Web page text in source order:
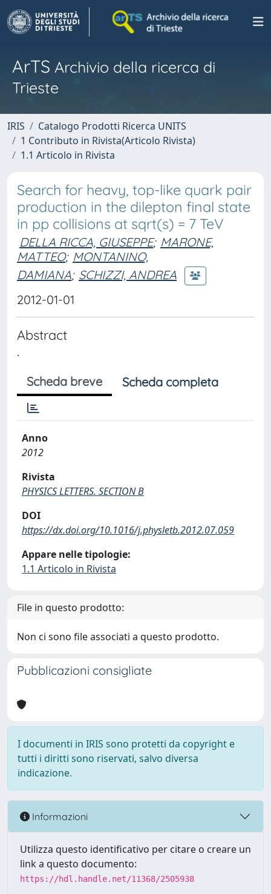
ArTS Archivio della ricerca di
Trieste
IRIS
Catalogo Prodotti Ricerca UNITS
1 Contributo in Rivista(Articolo Rivista)
1.1 Articolo in Rivista
Search for heavy, top-like quark pair
production in the dilepton final state
in pp collisions at sqrt(s) = 7 TeV
DELLA RICCA, GIUSEPPE; MARONE,
MATTEO; MONTANINO,
DAMIANA; SCHIZZI, ANDREA
2012-01-01
Abstract
.
Scheda breve Scheda completa
Anno
2012
Rivista
PHYSICS LETTERS. SECTION B
DOI
https://dx.doi.org/10.1016/j.physletb.2012.07.059
Appare nelle tipologie:
1.1 Articolo in Rivista
File in questo prodotto:
Non ci sono file associati a questo prodotto.
Pubblicazioni consigliate
I documenti in IRIS sono protetti da copyright e
tutti i diritti sono riservati, salvo diversa
indicazione.
Informazioni
Utilizza questo identificativo per citare o creare un
link a questo documento:
https://hdl.handle.net/11368/2505938